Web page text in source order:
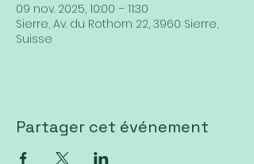
09 nov. 2025, 10:00 – 11:30
Sierre, Av. du Rothorn 22, 3960 Sierre,
Suisse
Partager cet événement